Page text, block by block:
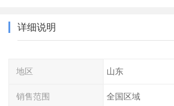
详细说明
地区 山东
销售范围 全国区域